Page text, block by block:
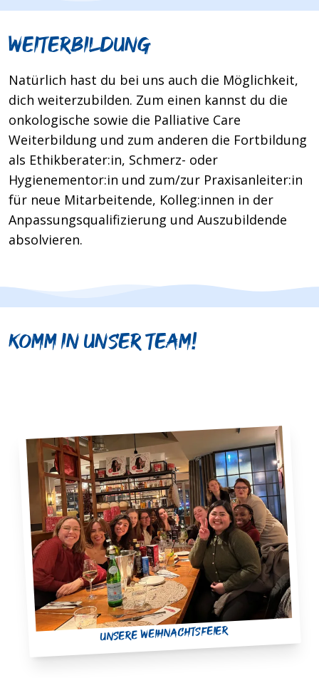
WEITERBILDUNG
Natürlich hast du bei uns auch die Möglichkeit,
dich weiterzubilden. Zum einen kannst du die
onkologische sowie die Palliative Care
Weiterbildung und zum anderen die Fortbildung
als Ethikberater:in, Schmerz- oder
Hygienementor:in und zum/zur Praxisanleiter:in
für neue Mitarbeitende, Kolleg:innen in der
Anpassungsqualifizierung und Auszubildende
absolvieren.
Komm in unser Team!
unsere Weihnachtsfeier